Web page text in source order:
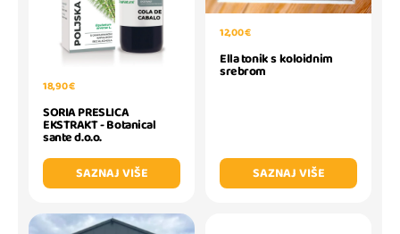
18,90 €
SORIA PRESLICA
EKSTRAKT - Botanical
sante d.o.o.
SAZNAJ VIŠE
12,00 €
Ella tonik s koloidnim
srebrom
SAZNAJ VIŠE